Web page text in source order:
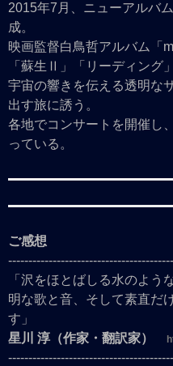
2015年7月、ニューアルバ
成。
映画監督白鳥哲アルバム「
「蘇生Ⅱ」「リーディング
宇宙の響きを伝える透明な
出す旅に誘う。
各地でコンサートを開催し
っている。
ご感想
「沢をほとばしる水のよ
明な歌と音、そして素直だ
す」
星川 淳（作家・翻訳家）